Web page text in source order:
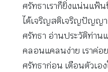
ศรัทธาเราก็ยิ่งแน่นแฟ้น
ได้เจริญสติเจริญปัญญ
ศรัทธา อ่านประวัติท่าน
คลอนแคลนง่าย เราค่อ
ศรัทธาก่อน เตือนตัวเอ